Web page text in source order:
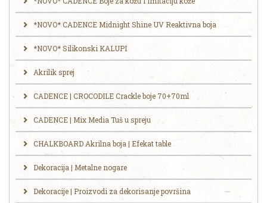
*NOVO* CADENCE Midnight Shine UV Reaktivna boja
*NOVO* Silikonski KALUPI
Akrilik sprej
CADENCE | CROCODILE Crackle boje 70+70ml
CADENCE | Mix Media Tuš u spreju
CHALKBOARD Akrilna boja | Efekat table
Dekoracija | Metalne nogare
Dekoracije | Proizvodi za dekorisanje površina